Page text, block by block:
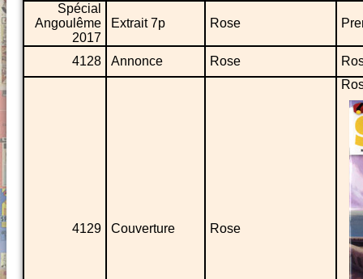
Spécial
Angoulême
2017
Extrait 7p Rose
4128 Annonce Rose
4129 Couverture Rose